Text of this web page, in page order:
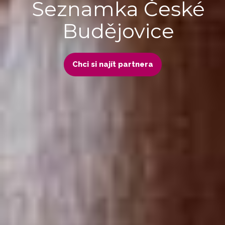
Chci si najít partnera
Seznamka České
Budějovice